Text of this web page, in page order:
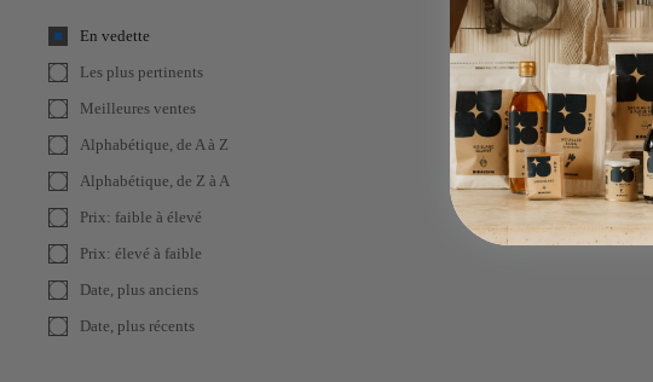
En vedette
Les plus pertinents
Meilleures ventes
Alphabétique, de A à Z
Alphabétique, de Z à A
Prix: faible à élevé
Prix: élevé à faible
Date, plus anciens
Date, plus récents